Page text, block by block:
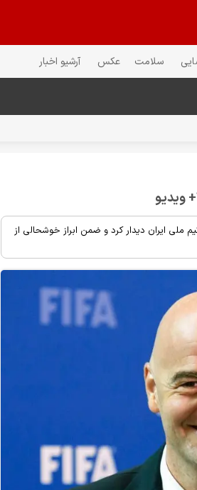
سلامت عکس آرشیو اخبار
ملی ایران دیدار کرد و ضمن ابراز خوشحالی از